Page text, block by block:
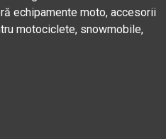
echipamente moto, accesorii
motociclete, snowmobile,